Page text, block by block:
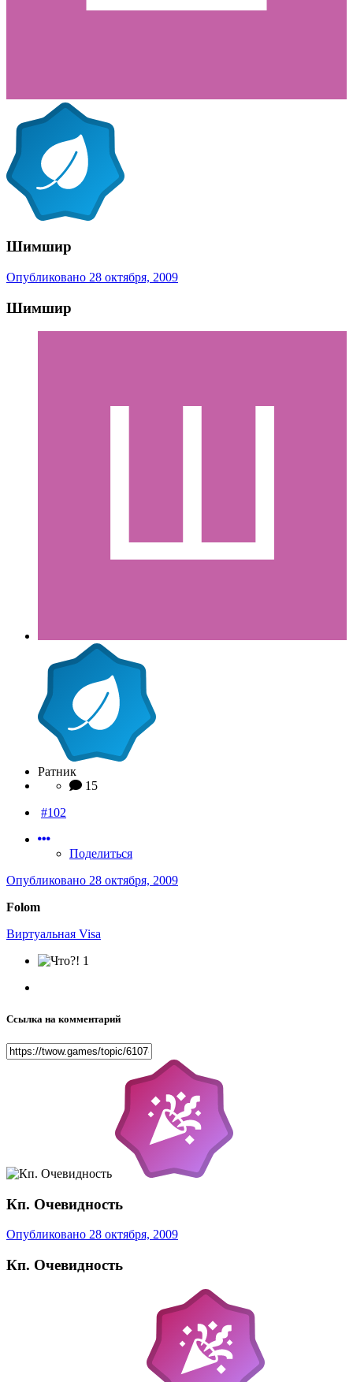
Шимшир
Опубликовано 28 октября, 2009
Шимшир
Ратник
15
#102
Поделиться
Опубликовано 28 октября, 2009
Folom
Виртуальная Visa
1
Ссылка на комментарий
Кп. Очевидность
Опубликовано 28 октября, 2009
Кп. Очевидность